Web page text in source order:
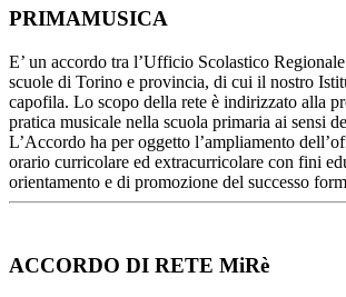
PRIMAMUSICA
E’ un accordo tra l’Ufficio Scolastico
scuole di Torino e provincia, di cui il nostro
capofila. Lo scopo della rete è indirizzato alla
pratica musicale nella scuola primaria ai sensi
L’Accordo ha per oggetto l’ampliamento
orario curricolare ed extracurricolare con fini
orientamento e di promozione del successo
ACCORDO DI RETE MiRè